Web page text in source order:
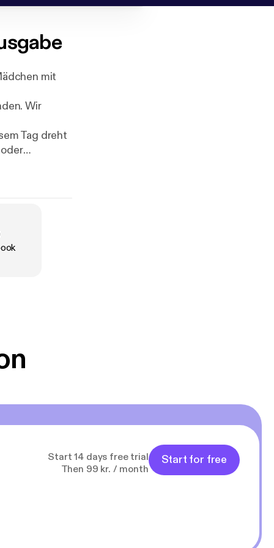
mit
Wir
Tag dreht
gibt ihr
Start 14 days free trial
Then 99 kr. / month
Start for free